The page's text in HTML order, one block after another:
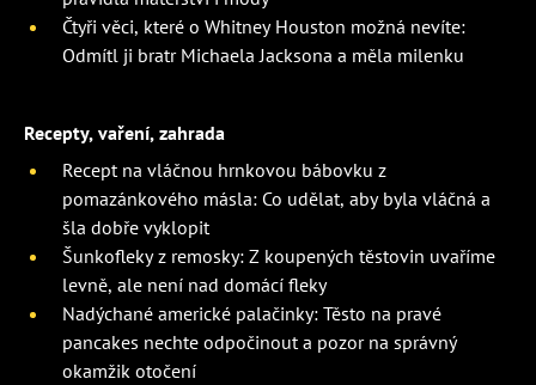
Čtyři věci, které o Whitney Houston možná nevíte:
Odmítl ji bratr Michaela Jacksona a měla milenku
Recepty, vaření, zahrada
Recept na vláčnou hrnkovou bábovku z
pomazánkového másla: Co udělat, aby byla vláčná a
šla dobře vyklopit
Šunkofleky z remosky: Z koupených těstovin uvaříme
levně, ale není nad domácí fleky
Nadýchané americké palačinky: Těsto na pravé
pancakes nechte odpočinout a pozor na správný
okamžik otočení